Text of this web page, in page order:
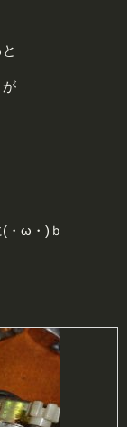
が
・ω・)ｂ